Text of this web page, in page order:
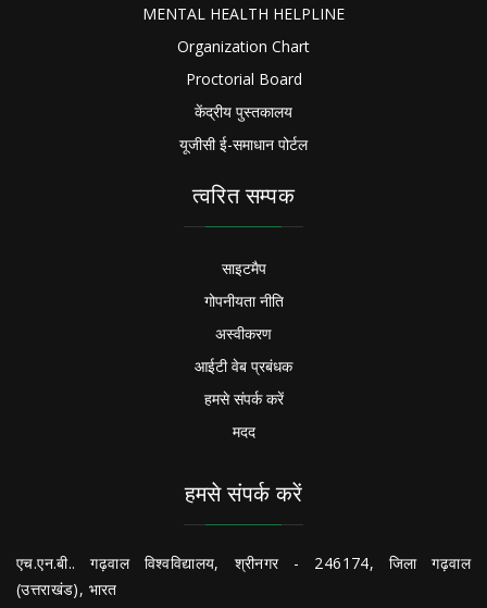
MENTAL HEALTH HELPLINE
Organization Chart
Proctorial Board
केंद्रीय पुस्तकालय
यूजीसी ई-समाधान पोर्टल
त्वरित सम्पक
साइटमैप
गोपनीयता नीति
अस्वीकरण
आईटी वेब प्रबंधक
हमसे संपर्क करें
मदद
हमसे संपर्क करें
एच.एन.बी.. गढ़वाल विश्वविद्यालय, श्रीनगर - 246174, जिला गढ़वाल
(उत्तराखंड), भारत